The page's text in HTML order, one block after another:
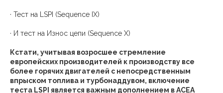
· Тест на LSPI (Sequence IX)
· И тест на Износ цепи (Sequence X)
Кстати, учитывая возросшее стремление
европейских производителей к производству все
более горячих двигателей с непосредственным
впрыском топлива и турбонаддувом, включение
теста LSPI является важным дополнением в ACEA